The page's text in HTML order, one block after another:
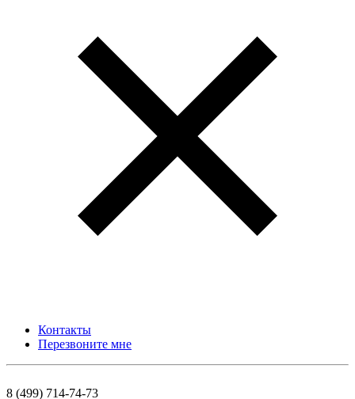
Контакты
Перезвоните мне
8 (499) 714-74-73